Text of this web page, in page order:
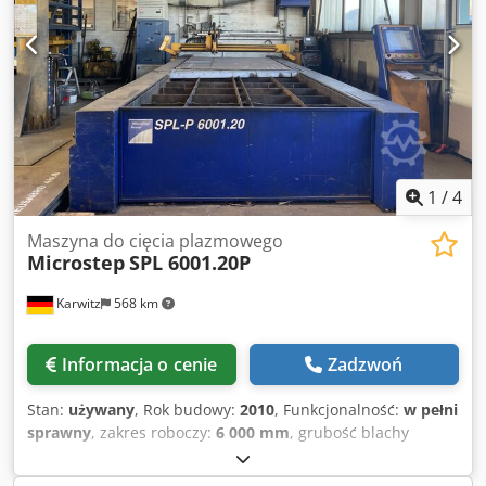
Producent sprężarki: Kaeser Model sprężarki: TA 8
Oznakowanie CE: obecne Lokalizacja: Waltenhofen, Niemcy
Crsdeyvd Uijpfx An Hsf Demontaż i załadunek wliczone po
stronie sprzedającego.
1 /4
Karwitz 568 km
Maszyna do cięcia plazmowego
MicrostepSPL 6001.20P
Informacja o cenie Zadzwoń
Stan: używany, Rok budowy: 2010, Funkcjonalność: w pełni
sprawny, zakres roboczy: 6 000 mm, grubość blachy
, grubość blachy aluminiowej (maks.):
mm, masa całkowita:4 000 kg, szerokość robocza:2 000